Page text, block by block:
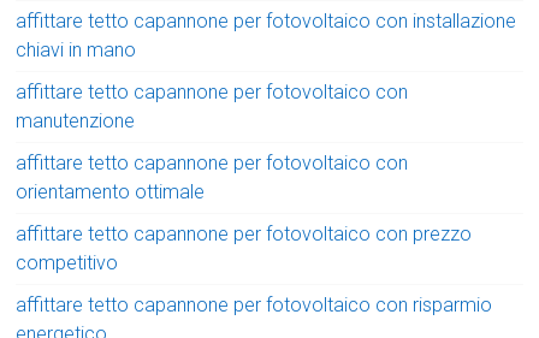
affittare tetto capannone per fotovoltaico con installazione
chiavi in mano
affittare tetto capannone per fotovoltaico con
manutenzione
affittare tetto capannone per fotovoltaico con
orientamento ottimale
affittare tetto capannone per fotovoltaico con prezzo
competitivo
affittare tetto capannone per fotovoltaico con risparmio